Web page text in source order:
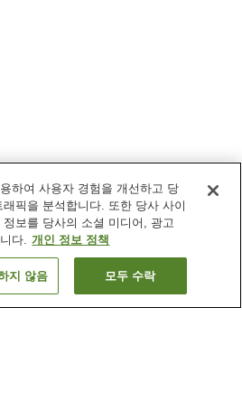
이전으로
하여 사용자 경험을 개선하고 당
픽을 분석합니다. 또한 당사 사이
보를 당사의 소셜 미디어, 광고
다. 개인 정보 정책
지 않음 모두 수락